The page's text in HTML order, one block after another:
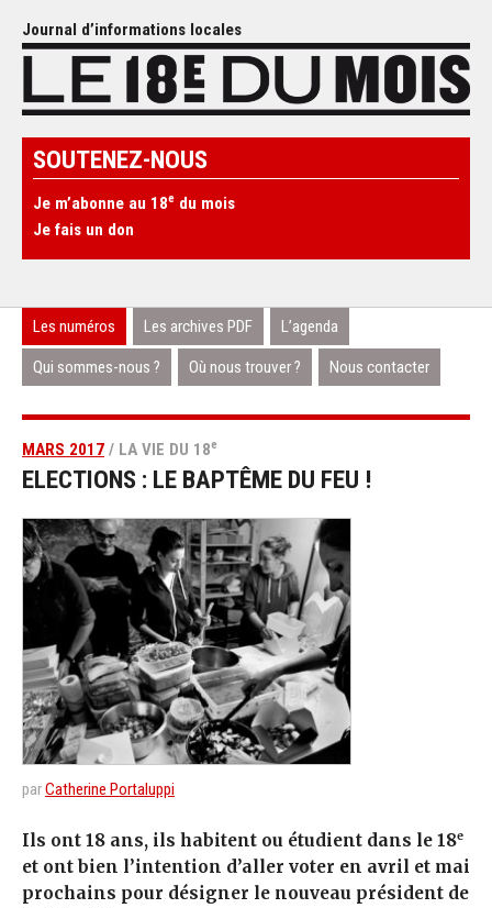
Journal d’informations locales
SOUTENEZ-NOUS
Je m’abonne au 18e du mois
Je fais un don
Les numéros Les archives PDF L’agenda
Qui sommes-nous ? Où nous trouver ? Nous contacter
MARS 2017 / LA VIE DU 18e
ELECTIONS : LE BAPTÊME DU FEU !
parCatherine Portaluppi
Ils ont 18 ans, ils habitent ou étudient dans le 18e
et ont bien l’intention d’aller voter en avril et mai
prochains pour désigner le nouveau président de